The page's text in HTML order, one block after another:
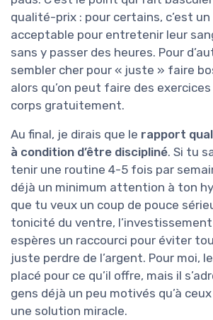
qualité-prix : pour certains, c’est
acceptable pour entretenir leur
sans y passer des heures. Pour
sembler cher pour « juste » faire
alors qu’on peut faire des
corps gratuitement.
Au final, je dirais que le rapport
à condition d’être discipliné. Si tu
tenir une routine 4-5 fois par
déjà un minimum attention à ton
que tu veux un coup de pouce
tonicité du ventre,
espères un raccourci pour éviter
juste perdre de l’argent. Pour moi,
placé pour ce qu’il offre, mais il
gens déjà un peu motivés qu’à
une solution miracle.